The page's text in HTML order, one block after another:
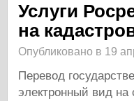
Услуги
на
Опубликовано в 19
Перевод
электронный вид на